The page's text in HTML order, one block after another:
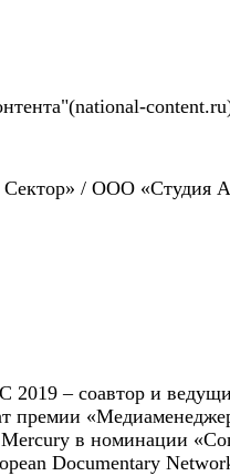
/ ООО «Студия
– соавтор и
премии
в номинации
Documentary